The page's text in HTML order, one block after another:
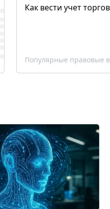
Как вести учет
Популярные правовые